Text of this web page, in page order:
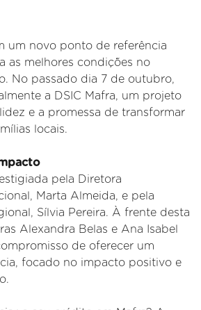
um novo ponto de referência
as melhores condições no
No passado dia 7 de outubro,
a DSIC Mafra, um projeto
e a promessa de transformar
locais.
pela Diretora
Marta Almeida, e pela
Sílvia Pereira. À frente desta
Alexandra Belas e Ana Isabel
de oferecer um
focado no impacto positivo e